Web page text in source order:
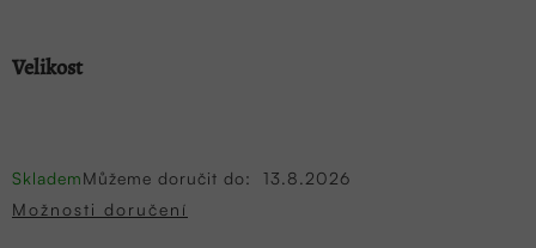
Velikost
SklademMůžeme doručit do:
13.8.2026
Možnosti doručení